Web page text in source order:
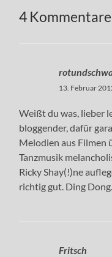
4 Kommentare
13. Februar
Weißt du was, lieber
bloggender, dafür
Melodien aus Filmen
Tanzmusik
Ricky Shay(!)ne
richtig gut. Ding Dong.
Fritsch